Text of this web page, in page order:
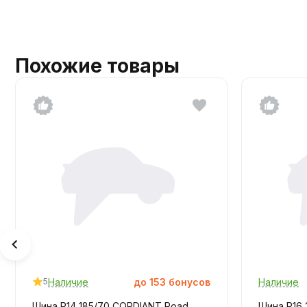
Похожие товары
5Наличие до 153 бонусов Наличие